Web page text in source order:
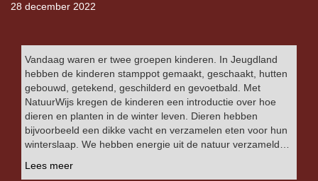
28 december 2022
Vandaag waren er twee groepen kinderen. In Jeugdland
hebben de kinderen stamppot gemaakt, geschaakt, hutten
gebouwd, getekend, geschilderd en gevoetbald. Met
NatuurWijs kregen de kinderen een introductie over hoe
dieren en planten in de winter leven. Dieren hebben
bijvoorbeeld een dikke vacht en verzamelen eten voor hun
winterslaap. We hebben energie uit de natuur verzameld…
Lees meer